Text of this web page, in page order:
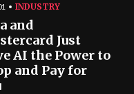
INDUSTRY
and
Just
AI the Power to
and Pay for